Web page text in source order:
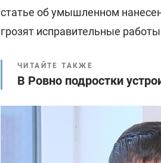
статье об умышленном
грозят исправительные
ЧИТАЙТЕ ТАКЖЕ
В Ровно подростки